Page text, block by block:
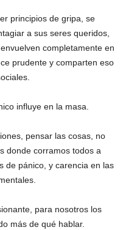
principios de gripa, se
a sus seres queridos,
completamente en
prudente y comparten eso
influye en la masa.
pensar las cosas, no
donde corramos todos a
de pánico, y carencia en las
para nosotros los
más de qué hablar.